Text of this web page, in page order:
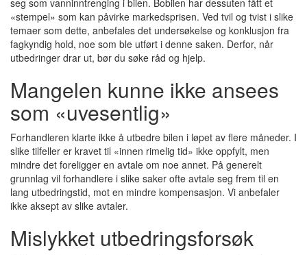
seg som vanninntrenging i bilen. Bobilen har dessuten fått et
«stempel» som kan påvirke markedsprisen. Ved tvil og tvist i slike
temaer som dette, anbefales det undersøkelse og konklusjon fra
fagkyndig hold, noe som ble utført i denne saken. Derfor, når
utbedringer drar ut, bør du søke råd og hjelp.
Mangelen kunne ikke ansees
som «uvesentlig»
Forhandleren klarte ikke å utbedre bilen i løpet av flere måneder. I
slike tilfeller er kravet til «innen rimelig tid» ikke oppfylt, men
mindre det foreligger en avtale om noe annet. På generelt
grunnlag vil forhandlere i slike saker ofte avtale seg frem til en
lang utbedringstid, mot en mindre kompensasjon. Vi anbefaler
ikke aksept av slike avtaler.
Mislykket utbedringsforsøk